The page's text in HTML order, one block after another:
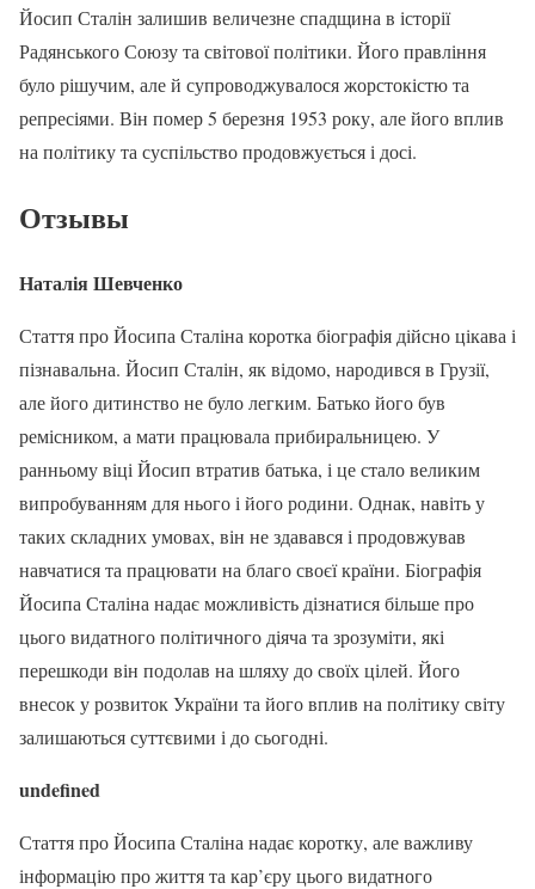
Йосип Сталін залишив величезне спадщина в історії
Радянського Союзу та світової політики. Його правління
було рішучим, але й супроводжувалося жорстокістю та
репресіями. Він помер 5 березня 1953 року, але його вплив
на політику та суспільство продовжується і досі.
Отзывы
Наталія Шевченко
Стаття про Йосипа Сталіна коротка біографія дійсно цікава і
пізнавальна. Йосип Сталін, як відомо, народився в Грузії,
але його дитинство не було легким. Батько його був
ремісником, а мати працювала прибиральницею. У
ранньому віці Йосип втратив батька, і це стало великим
випробуванням для нього і його родини. Однак, навіть у
таких складних умовах, він не здавався і продовжував
навчатися та працювати на благо своєї країни. Біографія
Йосипа Сталіна надає можливість дізнатися більше про
цього видатного політичного діяча та зрозуміти, які
перешкоди він подолав на шляху до своїх цілей. Його
внесок у розвиток України та його вплив на політику світу
залишаються суттєвими і до сьогодні.
undefined
Стаття про Йосипа Сталіна надає коротку, але важливу
інформацію про життя та кар’єру цього видатного